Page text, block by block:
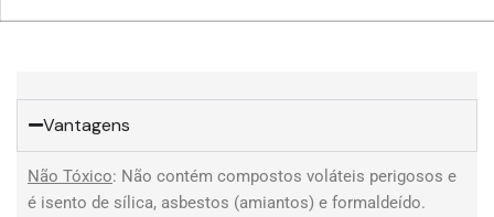
Vantagens
Não Tóxico: Não contém compostos voláteis perigosos e
é isento de sílica, asbestos (amiantos) e formaldeído.